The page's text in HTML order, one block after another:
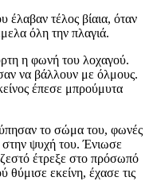
έλαβαν τέλος βίαια, όταν
όλη την πλαγιά.
η φωνή του λοχαγού.
να βάλλουν με όλμους.
έπεσε μπρούμυτα
το σώμα του, φωνές
στην ψυχή του. Ένιωσε
έτρεξε στο πρόσωπό
θύμισε εκείνη, έχασε τις